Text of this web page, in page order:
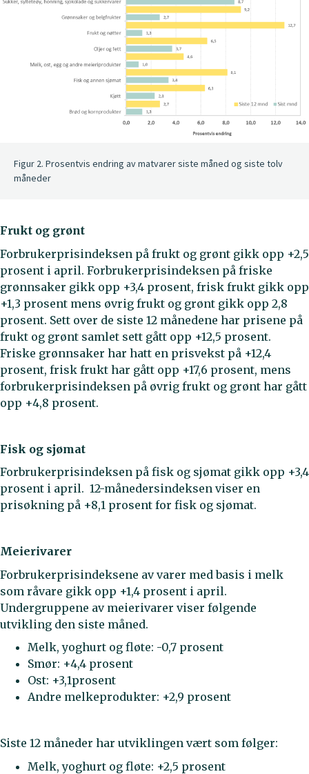
Figur 2. Prosentvis endring av matvarer siste måned og siste tolv
måneder
Frukt og grønt
Forbrukerprisindeksen på frukt og grønt gikk opp +2,5
prosent i april. Forbrukerprisindeksen på friske
grønnsaker gikk opp +3,4 prosent, frisk frukt gikk opp
+1,3 prosent mens øvrig frukt og grønt gikk opp 2,8
prosent. Sett over de siste 12 månedene har prisene på
frukt og grønt samlet sett gått opp +12,5 prosent.
Friske grønnsaker har hatt en prisvekst på +12,4
prosent, frisk frukt har gått opp +17,6 prosent, mens
forbrukerprisindeksen på øvrig frukt og grønt har gått
opp +4,8 prosent.
Fisk og sjømat
Forbrukerprisindeksen på fisk og sjømat gikk opp +3,4
prosent i april. 12-månedersindeksen viser en
prisøkning på +8,1 prosent for fisk og sjømat.
Meierivarer
Forbrukerprisindeksene av varer med basis i melk
som råvare gikk opp +1,4 prosent i april.
Undergruppene av meierivarer viser følgende
utvikling den siste måned.
Melk, yoghurt og fløte: -0,7 prosent
Smør: +4,4 prosent
Ost: +3,1prosent
Andre melkeprodukter: +2,9 prosent
Siste 12 måneder har utviklingen vært som følger:
Melk, yoghurt og fløte: +2,5 prosent